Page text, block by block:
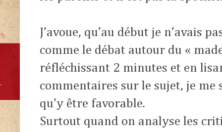
J’avoue, qu’au début je n’avais
comme le débat autour du «
réfléchissant 2 minutes et en
commentaires sur le sujet, je me
qu’y être favorable.
Surtout quand on analyse les